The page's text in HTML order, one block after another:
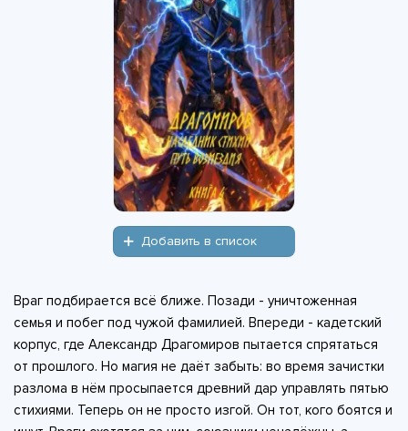
Добавить в список
Враг подбирается всё ближе. Позади - уничтоженная
семья и побег под чужой фамилией. Впереди - кадетский
корпус, где Александр Драгомиров пытается спрятаться
от прошлого. Но магия не даёт забыть: во время зачистки
разлома в нём просыпается древний дар управлять пятью
стихиями. Теперь он не просто изгой. Он тот, кого боятся и